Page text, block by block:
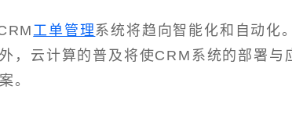
工单管理系统将趋向智能化和自动化
，云计算的普及将使CRM系统的部署与
。